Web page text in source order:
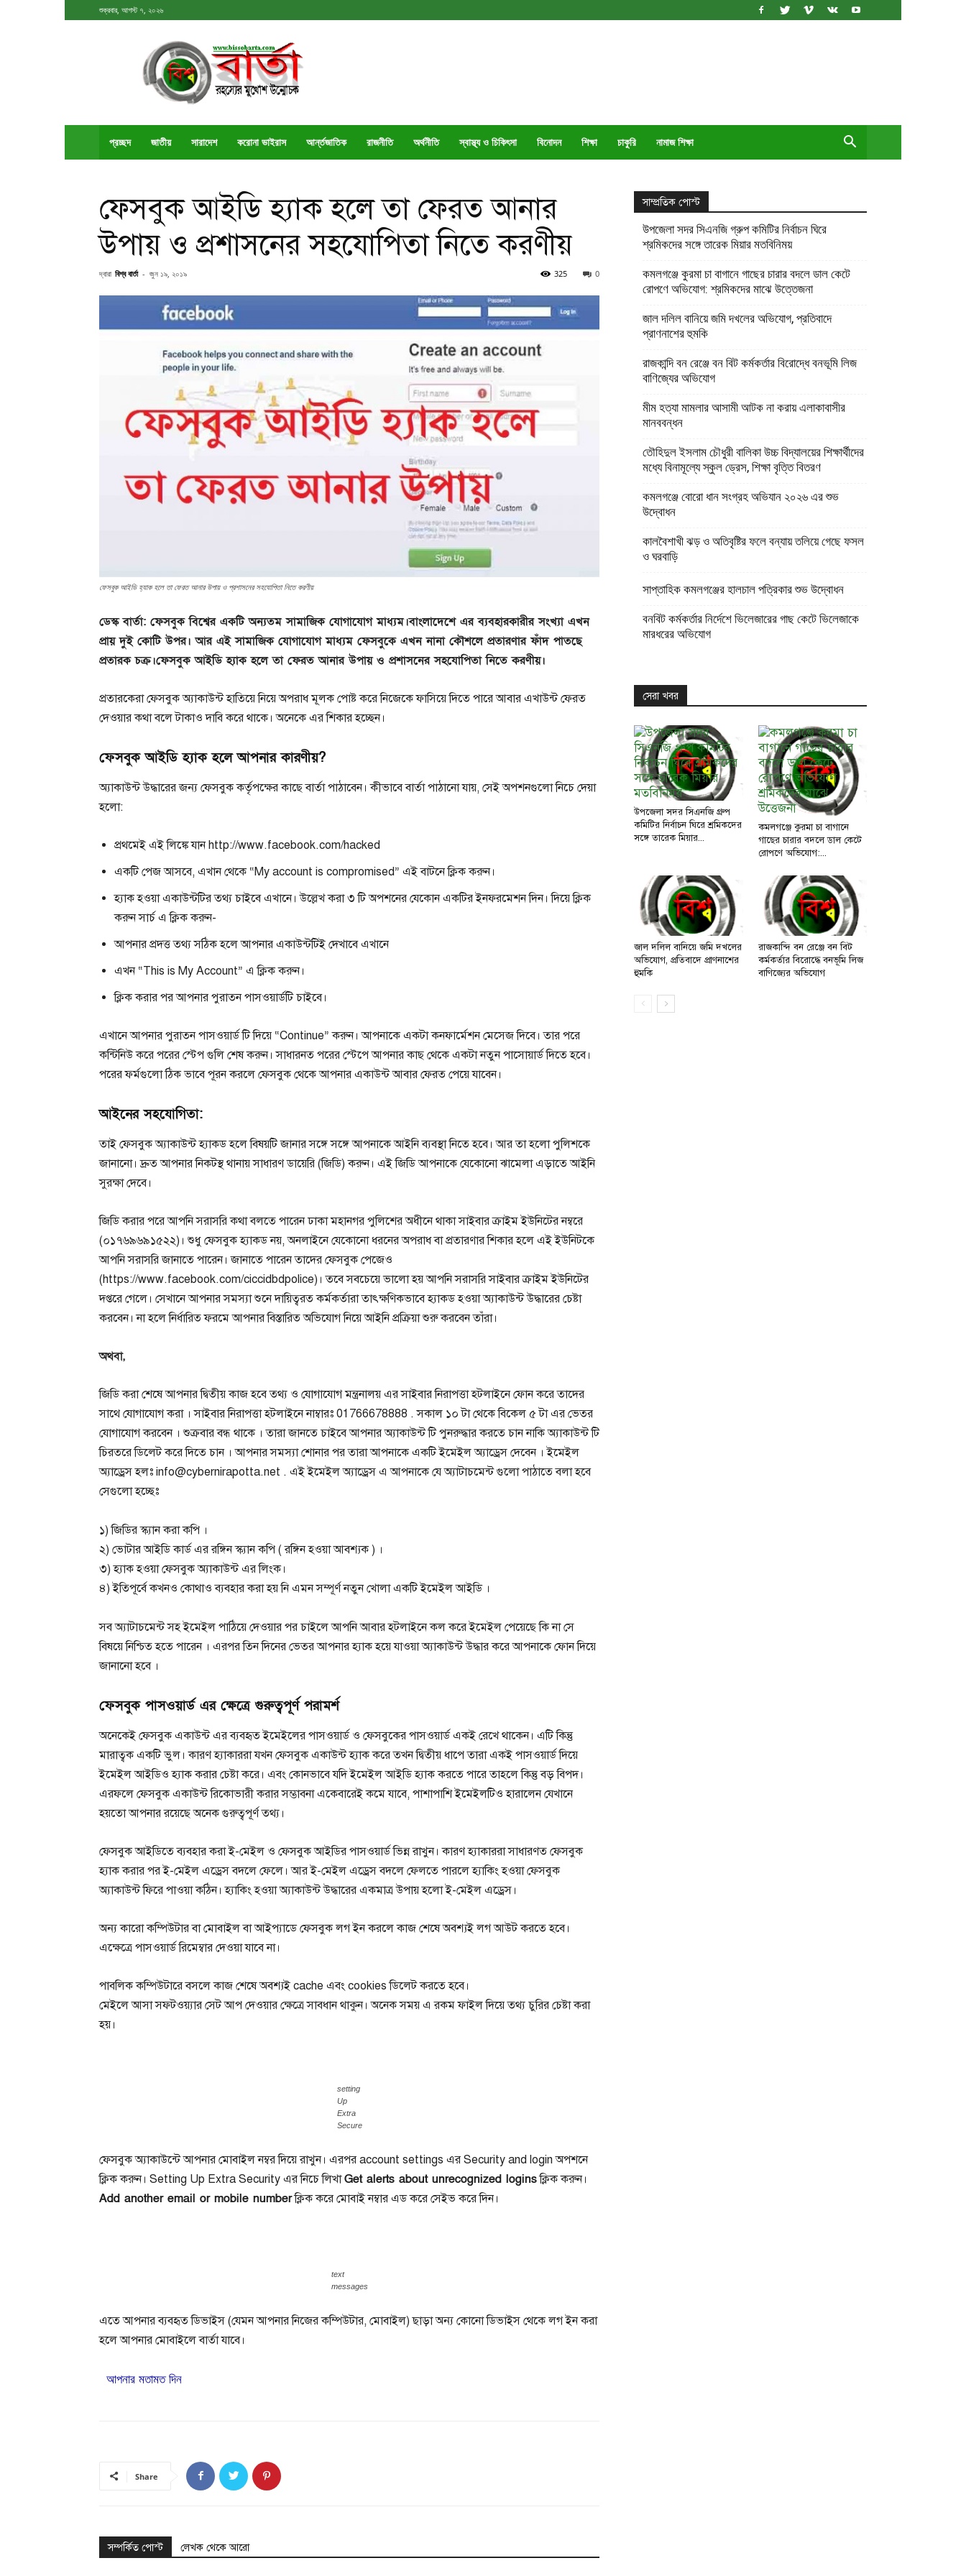
শুক্রবার, আগস্ট ৭, ২০২৬
বিশ্ববার্তা
প্রচ্ছদ জাতীয় সারাদেশ করোনা ভাইরাস আর্ন্তজাতিক রাজনীতি অর্থনীতি স্বাস্থ্য ও চিকিৎসা বিনোদন শিক্ষা চাকুরি নামাজ শিক্ষা
ফেসবুক আইডি হ্যাক হলে তা ফেরত আনার
উপায় ও প্রশাসনের সহযোপিতা নিতে করণীয়
দ্বারা বিশ্ব বার্তা - জুন ১৯, ২০১৯ 0
325
ফেসবুক আইডি হ্যাক হলে তা ফেরত আনার উপায় ও প্রশাসনের সহযোপিতা নিতে করণীয়
ডেস্ক বার্তা: ফেসবুক বিশ্বের একটি অন্যতম সামাজিক যোগাযোগ মাধ্যম।বাংলাদেশে এর ব্যবহারকারীর সংখ্যা এখন
প্রায় দুই কোটি উপর। আর এই সামাজিক যোগাযোগ মাধ্যম ফেসবুকে এখন নানা কৌশলে প্রতারণার ফাঁদ পাতছে
প্রতারক চক্র।ফেসবুক আইডি হ্যাক হলে তা ফেরত আনার উপায় ও প্রশাসনের সহযোপিতা নিতে করণীয়।
প্রতারকেরা ফেসবুক অ্যাকাউন্ট হাতিয়ে নিয়ে অপরাধ মূলক পোষ্ট করে নিজেকে ফাসিয়ে দিতে পারে আবার এখাউন্ট ফেরত
দেওয়ার কথা বলে টাকাও দাবি করে থাকে। অনেকে এর শিকার হচ্ছেন।
ফেসবুক আইডি হ্যাক হলে আপনার কারণীয়?
অ্যাকাউন্ট উদ্ধারের জন্য ফেসবুক কর্তৃপক্ষের কাছে বার্তা পাঠাবেন। কীভাবে বার্তা পাঠানো যায়, সেই অপশনগুলো নিচে দেয়া
হলো:
প্রথমেই এই লিঙ্কে যান http://www.facebook.com/hacked
একটি পেজ আসবে, এখান থেকে “My account is compromised” এই বাটনে ক্লিক করুন।
হ্যাক হওয়া একাউন্টটির তথ্য চাইবে এখানে। উল্লেখ করা ৩ টি অপশনের যেকোন একটির ইনফরমেশন দিন। দিয়ে ক্লিক
করুন সার্চ এ ক্লিক করুন-
আপনার প্রদত্ত তথ্য সঠিক হলে আপনার একাউন্টটিই দেখাবে এখানে
এখন “This is My Account” এ ক্লিক করুন।
ক্লিক করার পর আপনার পুরাতন পাসওয়ার্ডটি চাইবে।
এখানে আপনার পুরাতন পাসওয়ার্ড টি দিয়ে “Continue” করুন। আপনাকে একটা কনফার্মেশন মেসেজ দিবে। তার পরে
কন্টিনিউ করে পরের স্টেপ গুলি শেষ করুন। সাধারনত পরের স্টেপে আপনার কাছ থেকে একটা নতুন পাসোয়ার্ড দিতে হবে।
পরের ফর্মগুলো ঠিক ভাবে পূরন করলে ফেসবুক থেকে আপনার একাউন্ট আবার ফেরত পেয়ে যাবেন।
আইনের সহযোগিতা:
তাই ফেসবুক অ্যাকাউন্ট হ্যাকড হলে বিষয়টি জানার সঙ্গে সঙ্গে আপনাকে আইনি ব্যবস্থা নিতে হবে। আর তা হলো পুলিশকে
জানানো। দ্রুত আপনার নিকটস্থ থানায় সাধারণ ডায়েরি (জিডি) করুন। এই জিডি আপনাকে যেকোনো ঝামেলা এড়াতে আইনি
সুরক্ষা দেবে।
জিডি করার পরে আপনি সরাসরি কথা বলতে পারেন ঢাকা মহানগর পুলিশের অধীনে থাকা সাইবার ক্রাইম ইউনিটের নম্বরে
(০১৭৬৯৬৯১৫২২)। শুধু ফেসবুক হ্যাকড নয়, অনলাইনে যেকোনো ধরনের অপরাধ বা প্রতারণার শিকার হলে এই ইউনিটকে
আপনি সরাসরি জানাতে পারেন। জানাতে পারেন তাদের ফেসবুক পেজেও
(https://www.facebook.com/ciccidbdpolice)। তবে সবচেয়ে ভালো হয় আপনি সরাসরি সাইবার ক্রাইম ইউনিটের
দপ্তরে গেলে। সেখানে আপনার সমস্যা শুনে দায়িত্বরত কর্মকর্তারা তাৎক্ষণিকভাবে হ্যাকড হওয়া অ্যাকাউন্ট উদ্ধারের চেষ্টা
করবেন। না হলে নির্ধারিত ফরমে আপনার বিস্তারিত অভিযোগ নিয়ে আইনি প্রক্রিয়া শুরু করবেন তাঁরা।
অথবা,
জিডি করা শেষে আপনার দ্বিতীয় কাজ হবে তথ্য ও যোগাযোগ মন্ত্রনালয় এর সাইবার নিরাপত্তা হটলাইনে ফোন করে তাদের
সাথে যোগাযোগ করা । সাইবার নিরাপত্তা হটলাইনে নাম্বারঃ 01766678888 . সকাল ১০ টা থেকে বিকেল ৫ টা এর ভেতর
যোগাযোগ করবেন । শুক্রবার বন্ধ থাকে । তারা জানতে চাইবে আপনার অ্যাকাউন্ট টি পুনরুদ্ধার করতে চান নাকি অ্যাকাউন্ট টি
চিরতরে ডিলেট করে দিতে চান । আপনার সমস্যা শোনার পর তারা আপনাকে একটি ইমেইল অ্যাড্রেস দেবেন । ইমেইল
অ্যাড্রেস হলঃ info@cybernirapotta.net . এই ইমেইল অ্যাড্রেস এ আপনাকে যে অ্যাটাচমেন্ট গুলো পাঠাতে বলা হবে
সেগুলো হচ্ছেঃ
১) জিডির স্ক্যান করা কপি ।
২) ভোটার আইডি কার্ড এর রঙ্গিন স্ক্যান কপি ( রঙ্গিন হওয়া আবশ্যক ) ।
৩) হ্যাক হওয়া ফেসবুক অ্যাকাউন্ট এর লিংক।
৪) ইতিপূর্বে কখনও কোথাও ব্যবহার করা হয় নি এমন সম্পূর্ণ নতুন খোলা একটি ইমেইল আইডি ।
সব অ্যাটাচমেন্ট সহ ইমেইল পাঠিয়ে দেওয়ার পর চাইলে আপনি আবার হটলাইনে কল করে ইমেইল পেয়েছে কি না সে
বিষয়ে নিশ্চিত হতে পারেন । এরপর তিন দিনের ভেতর আপনার হ্যাক হয়ে যাওয়া অ্যাকাউন্ট উদ্ধার করে আপনাকে ফোন দিয়ে
জানানো হবে ।
ফেসবুক পাসওয়ার্ড এর ক্ষেত্রে গুরুত্বপূর্ণ পরামর্শ
অনেকেই ফেসবুক একাউন্ট এর ব্যবহৃত ইমেইলের পাসওয়ার্ড ও ফেসবুকের পাসওয়ার্ড একই রেখে থাকেন। এটি কিন্তু
মারাত্বক একটি ভুল। কারণ হ্যাকাররা যখন ফেসবুক একাউন্ট হ্যাক করে তখন দ্বিতীয় ধাপে তারা একই পাসওয়ার্ড দিয়ে
ইমেইল আইডিও হ্যাক করার চেষ্টা করে। এবং কোনভাবে যদি ইমেইল আইডি হ্যাক করতে পারে তাহলে কিন্তু বড় বিপদ।
এরফলে ফেসবুক একাউন্ট রিকোভারী করার সম্ভাবনা একেবারেই কমে যাবে, পাশাপাশি ইমেইলটিও হারালেন যেখানে
হয়তো আপনার রয়েছে অনেক গুরুত্বপূর্ণ তথ্য।
ফেসবুক আইডিতে ব্যবহার করা ই-মেইল ও ফেসবুক আইডির পাসওয়ার্ড ভিন্ন রাখুন। কারণ হ্যাকাররা সাধারণত ফেসবুক
হ্যাক করার পর ই-মেইল এড্রেস বদলে ফেলে। আর ই-মেইল এড্রেস বদলে ফেলতে পারলে হ্যাকিং হওয়া ফেসবুক
অ্যাকাউন্ট ফিরে পাওয়া কঠিন। হ্যাকিং হওয়া অ্যাকাউন্ট উদ্ধারের একমাত্র উপায় হলো ই-মেইল এড্রেস।
অন্য কারো কম্পিউটার বা মোবাইল বা আইপ্যাডে ফেসবুক লগ ইন করলে কাজ শেষে অবশ্যই লগ আউট করতে হবে।
এক্ষেত্রে পাসওয়ার্ড রিমেম্বার দেওয়া যাবে না।
পাবলিক কম্পিউটারে বসলে কাজ শেষে অবশ্যই cache এবং cookies ডিলেট করতে হবে।
মেইলে আসা সফটওয়্যার সেট আপ দেওয়ার ক্ষেত্রে সাবধান থাকুন। অনেক সময় এ রকম ফাইল দিয়ে তথ্য চুরির চেষ্টা করা
হয়।
setting
Up
Extra
Secure
ফেসবুক অ্যাকাউন্টে আপনার মোবাইল নম্বর দিয়ে রাখুন। এরপর account settings এর Security and login অপশনে
ক্লিক করুন। Setting Up Extra Security এর নিচে লিখাGet alerts about unrecognized loginsক্লিক করুন।
Add another email or mobile numberক্লিক করে মোবাই নম্বার এড করে সেইভ করে দিন।
text
messages
এতে আপনার ব্যবহৃত ডিভাইস (যেমন আপনার নিজের কম্পিউটার, মোবাইল) ছাড়া অন্য কোনো ডিভাইস থেকে লগ ইন করা
হলে আপনার মোবাইলে বার্তা যাবে।
আপনার মতামত দিন
Share
সম্পর্কিত পোস্ট লেখক থেকে আরো
সাম্প্রতিক পোস্ট
উপজেলা সদর সিএনজি গ্রুপ কমিটির নির্বাচন ঘিরে
শ্রমিকদের সঙ্গে তারেক মিয়ার মতবিনিময়
কমলগঞ্জে কুরমা চা বাগানে গাছের চারার বদলে ডাল কেটে
রোপণে অভিযোগ: শ্রমিকদের মাঝে উত্তেজনা
জাল দলিল বানিয়ে জমি দখলের অভিযোগ, প্রতিবাদে
প্রাণনাশের হুমকি
রাজকান্দি বন রেঞ্জে বন বিট কর্মকর্তার বিরোদ্ধে বনভূমি লিজ
বাণিজ্যের অভিযোগ
মীম হত্যা মামলার আসামী আটক না করায় এলাকাবাসীর
মানববন্ধন
তৌহিদুল ইসলাম চৌধুরী বালিকা উচ্চ বিদ্যালয়ের শিক্ষার্থীদের
মধ্যে বিনামূল্যে স্কুল ড্রেস, শিক্ষা বৃত্তি বিতরণ
কমলগঞ্জে বোরো ধান সংগ্রহ অভিযান ২০২৬ এর শুভ
উদ্বোধন
কালবৈশাখী ঝড় ও অতিবৃষ্টির ফলে বন্যায় তলিয়ে গেছে ফসল
ও ঘরবাড়ি
সাপ্তাহিক কমলগঞ্জের হালচাল পত্রিকার শুভ উদ্বোধন
বনবিট কর্মকর্তার নির্দেশে ভিলেজারের গাছ কেটে ভিলেজাকে
মারধরের অভিযোগ
সেরা খবর
উপজেলা সদর সিএনজি গ্রুপ
কমিটির নির্বাচন ঘিরে শ্রমিকদের
সঙ্গে তারেক মিয়ার...
কমলগঞ্জে কুরমা চা বাগানে
গাছের চারার বদলে ডাল কেটে
রোপণে অভিযোগ:...
জাল দলিল বানিয়ে জমি দখলের
অভিযোগ, প্রতিবাদে প্রাণনাশের
হুমকি
রাজকান্দি বন রেঞ্জে বন বিট
কর্মকর্তার বিরোদ্ধে বনভূমি লিজ
বাণিজ্যের অভিযোগ